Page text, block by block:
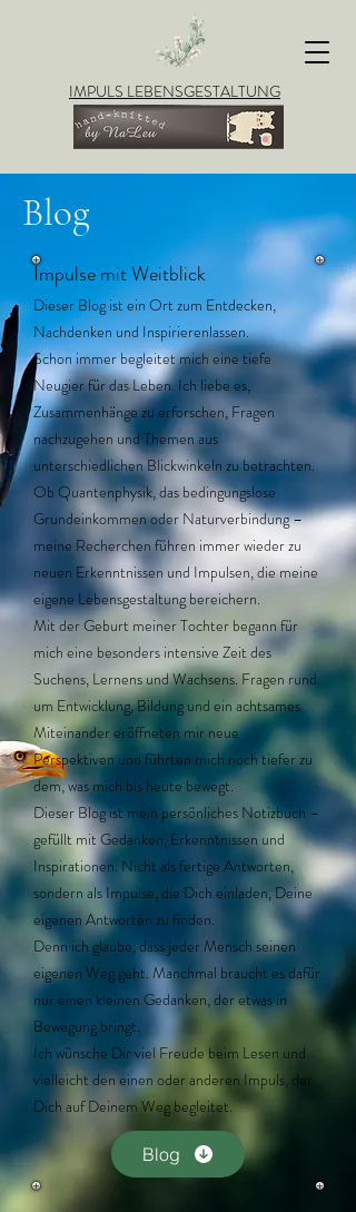
IMPULS LEBENSGESTALTUNG
Blog
Impulse mit Weitblick
Dieser Blog ist ein Ort zum Entdecken,
Nachdenken und Inspirierenlassen.
Schon immer begleitet mich eine tiefe
Neugier für das Leben. Ich liebe es,
Zusammenhänge zu erforschen, Fragen
nachzugehen und Themen aus
unterschiedlichen Blickwinkeln zu betrachten.
Ob Quantenphysik, das bedingungslose
Grundeinkommen oder Naturverbindung –
meine Recherchen führen immer wieder zu
neuen Erkenntnissen und Impulsen, die meine
eigene Lebensgestaltung bereichern.
Mit der Geburt meiner Tochter begann für
mich eine besonders intensive Zeit des
Suchens, Lernens und Wachsens. Fragen rund
um Entwicklung, Bildung und ein achtsames
Miteinander eröffneten mir neue
Perspektiven und führten mich noch tiefer zu
dem, was mich bis heute bewegt.
Dieser Blog ist mein persönliches Notizbuch –
gefüllt mit Gedanken, Erkenntnissen und
Inspirationen. Nicht als fertige Antworten,
sondern als Impulse, die Dich einladen, Deine
eigenen Antworten zu finden.
Denn ich glaube, dass jeder Mensch seinen
eigenen Weg geht. Manchmal braucht es dafür
nur einen kleinen Gedanken, der etwas in
Bewegung bringt.
Ich wünsche Dir viel Freude beim Lesen und
vielleicht den einen oder anderen Impuls, der
Dich auf Deinem Weg begleitet.
Blog